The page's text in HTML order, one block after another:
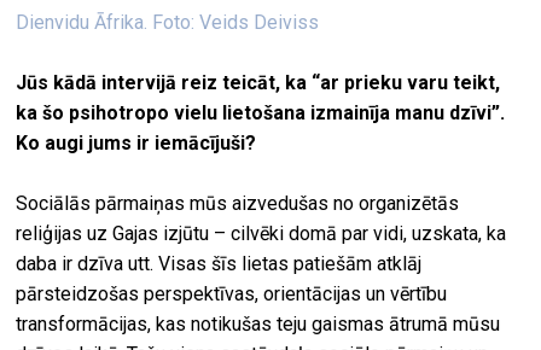
Dienvidu Āfrika. Foto: Veids Deiviss
Jūs kādā intervijā reiz teicāt, ka “ar prieku varu teikt,
ka šo psihotropo vielu lietošana izmainīja manu dzīvi”.
Ko augi jums ir iemācījuši?
Sociālās pārmaiņas mūs aizvedušas no organizētās
reliģijas uz Gajas izjūtu – cilvēki domā par vidi, uzskata, ka
daba ir dzīva utt. Visas šīs lietas patiešām atklāj
pārsteidzošas perspektīvas, orientācijas un vērtību
transformācijas, kas notikušas teju gaismas ātrumā mūsu